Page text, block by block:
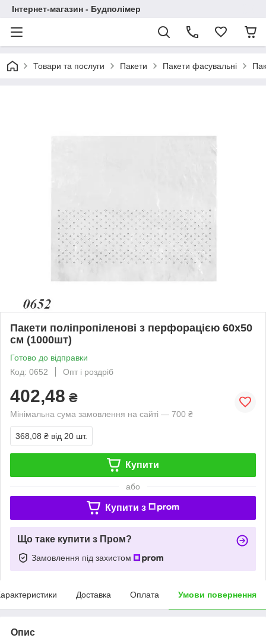
Інтернет-магазин - Будполімер
Товари та послуги Пакети Пакети фасувальні
Пакети поліпропіленові з перфорацією 60х50
см (1000шт)
Готово до відправки
Код: 0652
Опт і роздріб
402,48 ₴
Мінімальна сума замовлення на сайті — 700 ₴
368,08 ₴ від 20 шт.
Купити
або
Купити з
Що таке купити з Пром?
Замовлення під захистом
Доставка Оплата Умови повернення
Опис